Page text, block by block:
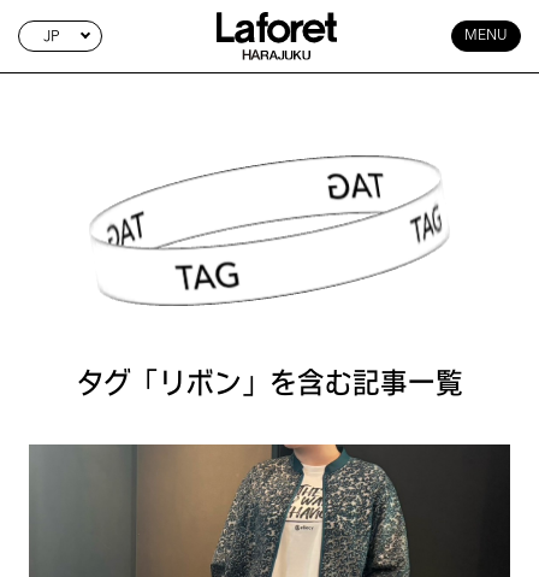
JP MENU
TAG SEARCH
タグ「リボン」を含む記事一覧